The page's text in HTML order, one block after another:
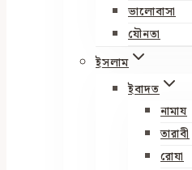
ভালোবাসা
যৌনতা
ইসলাম
ইবাদত
নামায
তারাবী
রোযা